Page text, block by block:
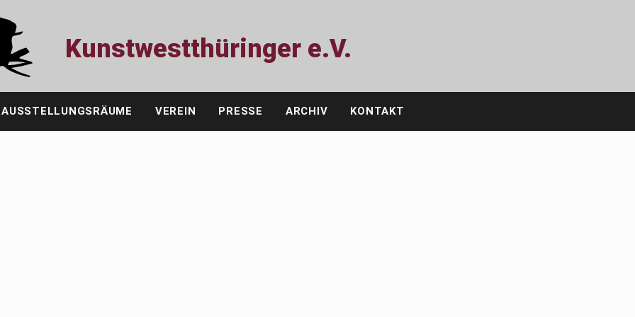
Kunstwestthüringer e.V.
AUSSTELLUNGSRÄUME VEREIN PRESSE ARCHIV KONTAKT